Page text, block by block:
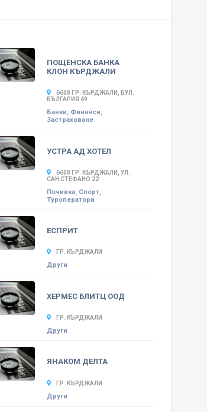
ПОЩЕНСКА БАНКА
КЛОН КЪРДЖАЛИ
6600 ГР. КЪРДЖАЛИ, БУЛ.
БЪЛГАРИЯ 49
Банки, Финанси,
Застраховане
УСТРА АД ХОТЕЛ
6600 ГР. КЪРДЖАЛИ, УЛ.
САН СТЕФАНО 22
Почивка, Спорт,
Туроператори
ЕСПРИТ
ГР. КЪРДЖАЛИ
Други
ХЕРМЕС БЛИТЦ ООД
ГР. КЪРДЖАЛИ
Други
ЯНАКОМ ДЕЛТА
ГР. КЪРДЖАЛИ
Други